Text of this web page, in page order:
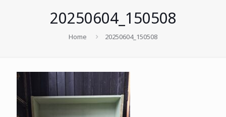
20250604_150508
Home 20250604_150508